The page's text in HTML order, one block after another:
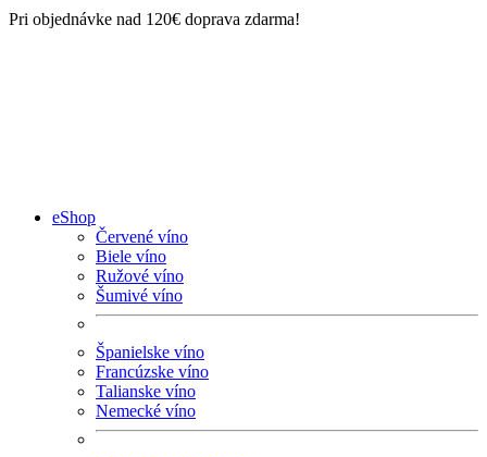
Pri objednávke nad 120€ doprava zdarma!
eShop
Červené víno
Biele víno
Ružové víno
Šumivé víno
Španielske víno
Francúzske víno
Talianske víno
Nemecké víno